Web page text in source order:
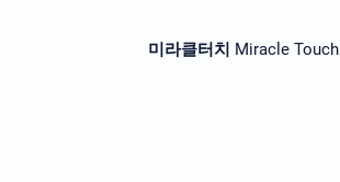
미라클터치 Miracle Touch